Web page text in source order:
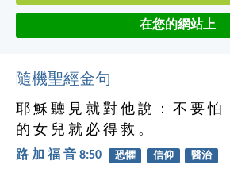
在您的網站上
隨機聖經金句
耶 穌 聽 見 就 對 他 說 ： 不 要 怕
的 女 兒 就 必 得 救 。
路 加 福 音 8:50 恐懼 信仰 醫治